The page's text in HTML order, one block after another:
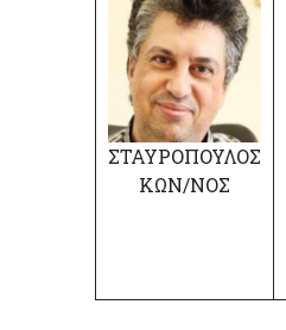
ΣΤΑΥΡΟΠΟΥΛΟΣ
ΚΩΝ/ΝΟΣ